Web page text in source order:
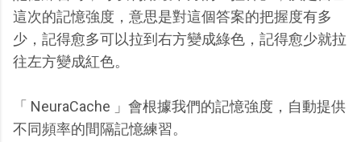
這次的記憶強度，意思是對這個答案的把握度有多
少，記得愈多可以拉到右方變成綠色，記得愈少就拉
往左方變成紅色。
「 NeuraCache 」會根據我們的記憶強度，自動提供
不同頻率的間隔記憶練習。